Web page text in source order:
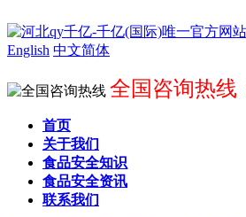
English 中文简体
全国咨询热线
首页
关于我们
食品安全知识
食品安全资讯
联系我们